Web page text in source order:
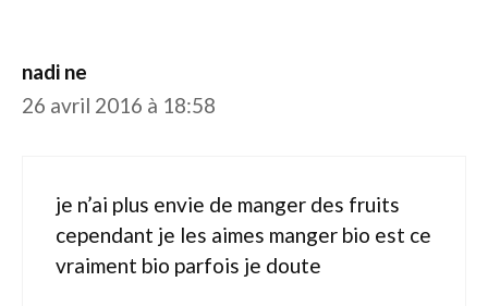
nadi ne
26 avril 2016 à 18:58
je n’ai plus envie de manger des fruits
cependant je les aimes manger bio est ce
vraiment bio parfois je doute